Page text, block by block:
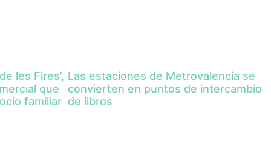
les Fires’,
que
familiar
Las estaciones de Metrovalencia se
convierten en puntos de intercambio
de libros